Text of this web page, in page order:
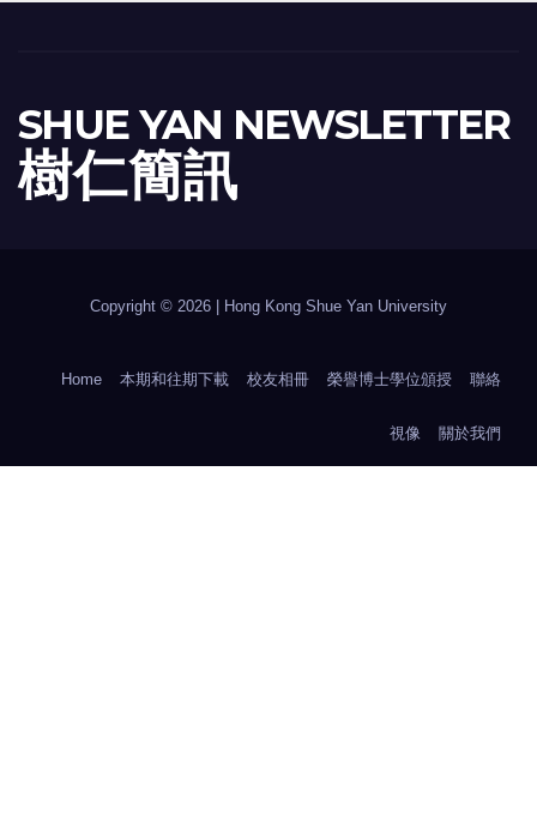
SHUE YAN NEWSLETTER
樹 仁 簡 訊
Copyright © 2026 | Hong Kong Shue Yan University
Home 本期和往期下載 校友相冊 榮譽博士學位頒授 聯絡
視像 關於我們